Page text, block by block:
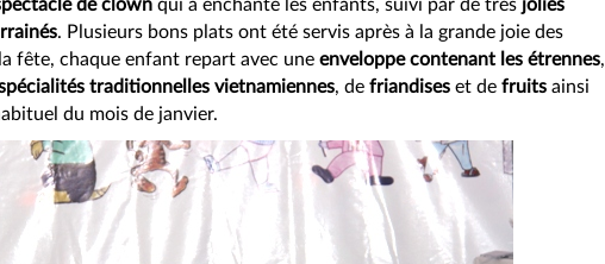
de clown qui a enchanté les enfants, suivi par de très jolies
. Plusieurs bons plats ont été servis après à la grande joie des
fête, chaque enfant repart avec une enveloppe contenant les étrennes,
traditionnelles vietnamiennes, de friandises et de fruits ainsi
du mois de janvier.